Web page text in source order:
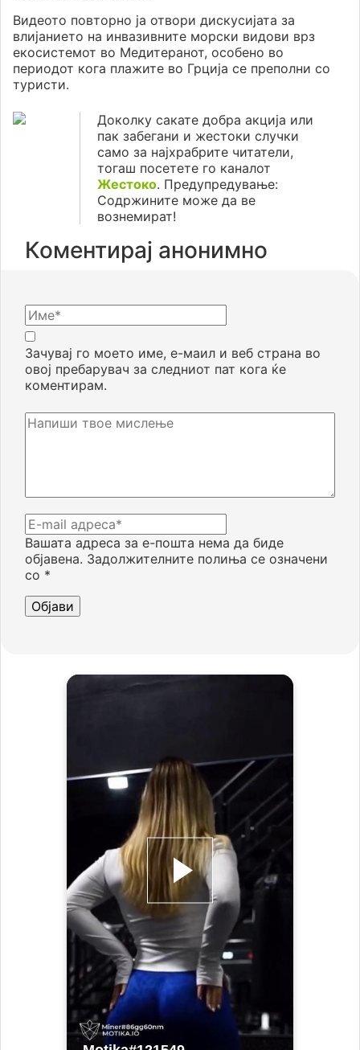
Видеото повторно ја отвори дискусијата за
влијанието на инвазивните морски видови врз
екосистемот во Медитеранот, особено во
периодот кога плажите во Грција се преполни со
туристи.
Доколку сакате добра акција или
пак забегани и жестоки случки
само за најхрабрите читатели,
тогаш посетете го каналот
Жестоко. Предупредување:
Содржините може да ве
вознемират!
Коментирај анонимно
Вашата адреса за е-пошта нема да биде
објавена. Задолжителните полиња се означени
со *
Зачувај го моето име, е-маил и веб страна во
овој пребарувач за следниот пат кога ќе
коментирам.